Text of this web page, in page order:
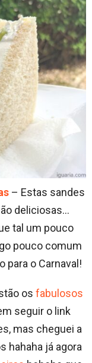
– Estas sandes
deliciosas…
tal um pouco
pouco comum
para o Carnaval!
os fabulosos
seguir o link
mas cheguei a
hahaha já agora